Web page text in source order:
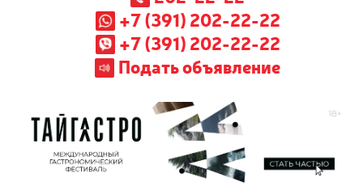
+7 (391) 202-22-22
+7 (391) 202-22-22
Подать объявление